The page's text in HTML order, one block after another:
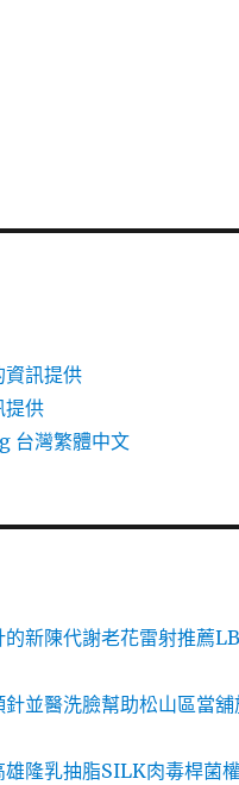
資訊提供
提供
台灣繁體中文
的新陳代謝老花雷射推薦
並醫洗臉幫助松山區當
雄隆乳抽脂SILK肉毒桿菌